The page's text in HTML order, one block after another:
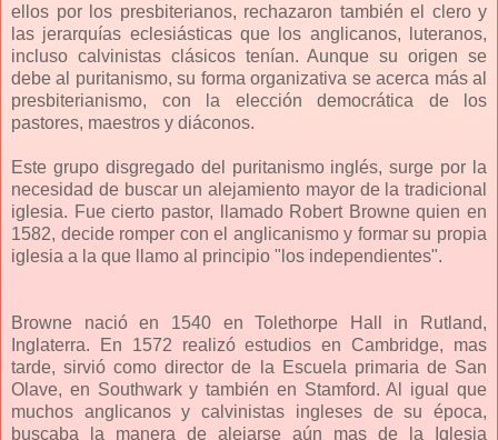
ellos por los presbiterianos, rechazaron también el clero y
las jerarquías eclesiásticas que los anglicanos, luteranos,
incluso calvinistas clásicos tenían. Aunque su origen se
debe al puritanismo, su forma organizativa se acerca más al
presbiterianismo, con la elección democrática de los
pastores, maestros y diáconos.
Este grupo disgregado del puritanismo inglés, surge por la
necesidad de buscar un alejamiento mayor de la tradicional
iglesia. Fue cierto pastor, llamado Robert Browne quien en
1582, decide romper con el anglicanismo y formar su propia
iglesia a la que llamo al principio "los independientes".
Browne nació en 1540 en Tolethorpe Hall in Rutland,
Inglaterra. En 1572 realizó estudios en Cambridge, mas
tarde, sirvió como director de la Escuela primaria de San
Olave, en Southwark y también en Stamford. Al igual que
muchos anglicanos y calvinistas ingleses de su época,
buscaba la manera de alejarse aún mas de la Iglesia